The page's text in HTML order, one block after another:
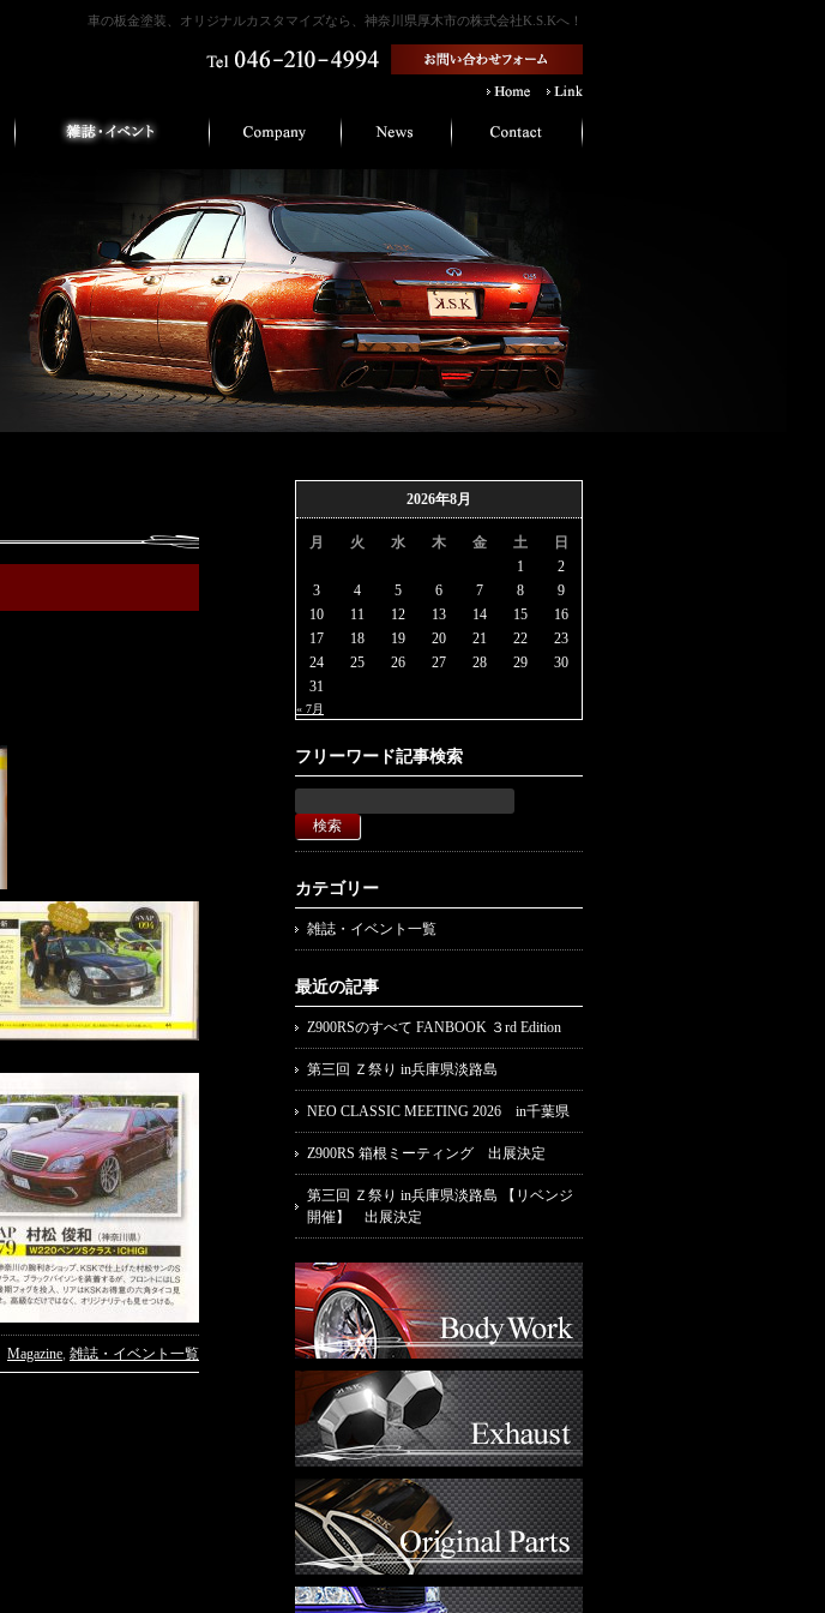
車の板金塗装、オリジナルカスタマイズなら、神奈川県厚木市の株式会社K.S.Kへ！
Magazine, 雑誌・イベント一覧
2026年8月
月 火 水 木 金 土
日
1
2
3
4 5 6 7 8
9
10
11 12 13 14 15
16
17
18 19 20 21 22
23
24
25 26 27 28 29
30
31
« 7月
フリーワード記事検索
カテゴリー
雑誌・イベント一覧
最近の記事
Z900RSのすべて FANBOOK ３rd Edition
第三回 Ｚ祭り in兵庫県淡路島
NEO CLASSIC MEETING 2026 in千葉県
Z900RS 箱根ミーティング 出展決定
第三回 Ｚ祭り in兵庫県淡路島 【リベンジ
開催】 出展決定